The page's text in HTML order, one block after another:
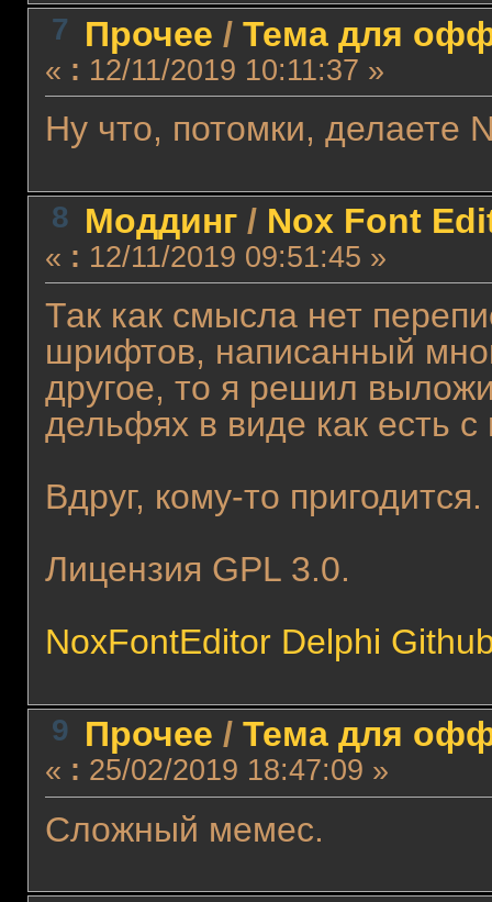
7 Прочее / Тема для
« : 12/11/2019 10:11:37 »
Ну что, потомки, делаете
8 Моддинг/ Nox Font
« : 12/11/2019 09:51:45 »
Так как смысла нет
шрифтов, написанный
другое, то я решил
дельфях в виде как есть
Вдруг, кому-то
Лицензия GPL 3.0.
NoxFontEditor Delphi
9 Прочее / Тема для
« : 25/02/2019 18:47:09 »
Сложный мемес.